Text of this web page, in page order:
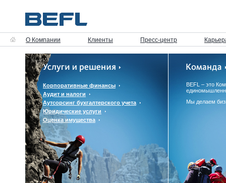
О Компании Клиенты Пресс-центр
Корпоративные финансы
Аудит и налоги
Аутсорсинг бухгалтерского учета
Юридические услуги
Оценка имущества
BEFL – это
Мы делаем